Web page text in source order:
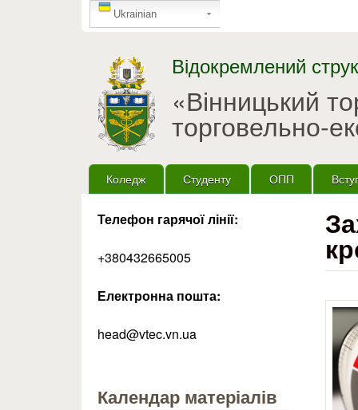
GTranslate
Ukrainian
Відокремлений
«Вінницький
торговельно-
Головне меню
Коледж Студенту ОПП
Телефон гарячої лінії:
+380432665005
Електронна пошта:
head@vtec.vn.ua
Календар матеріалів